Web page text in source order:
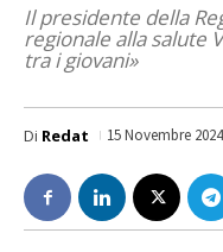
Il presidente della
regionale alla salute
tra i giovani»
Di Redat 15 Novembre 2024